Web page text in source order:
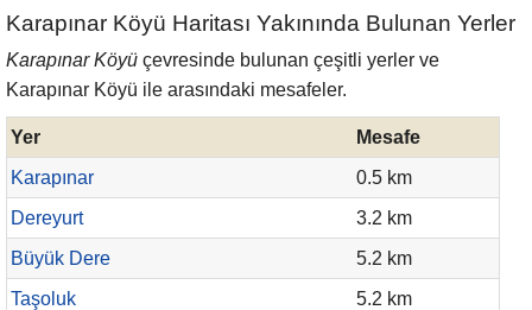
Karapınar Köyü Haritası Yakınında Bulunan Yerler
Karapınar Köyü çevresinde bulunan çeşitli yerler ve
Karapınar Köyü ile arasındaki mesafeler.
Yer
Mesafe
Karapınar
0.5 km
Dereyurt
3.2 km
Büyük Dere
5.2 km
Taşoluk
5.2 km